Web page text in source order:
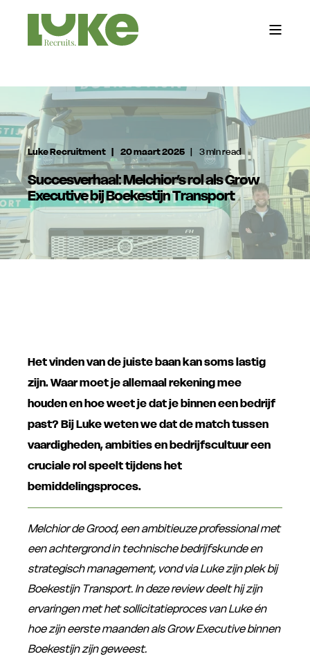
Luke Recruitment 20 maart 2025 3 min read
Succesverhaal: Melchior’s rol als Grow
Executive bij Boekestijn Transport
Het vinden van de juiste baan kan soms lastig
zijn. Waar moet je allemaal rekening mee
houden en hoe weet je dat je binnen een bedrijf
past? Bij Luke weten we dat de match tussen
vaardigheden, ambities en bedrijfscultuur een
cruciale rol speelt tijdens het
bemiddelingsproces.
Melchior de Grood, een ambitieuze professional met
een achtergrond in technische bedrijfskunde en
strategisch management, vond via Luke zijn plek bij
Boekestijn Transport. In deze review deelt hij zijn
ervaringen met het sollicitatieproces van Luke én
hoe zijn eerste maanden als Grow Executive binnen
Boekestijn zijn geweest.